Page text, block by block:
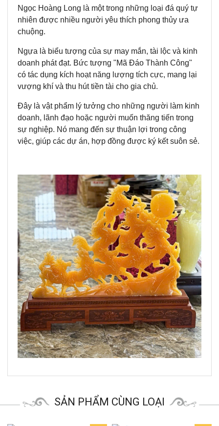
Ngọc Hoàng Long là một trong những loại đá quý tự
nhiên được nhiều người yêu thích phong thủy ưa
chuộng.
Ngựa là biểu tượng của sự may mắn, tài lộc và kinh
doanh phát đạt. Bức tượng "Mã Đáo Thành Công"
có tác dụng kích hoạt năng lượng tích cực, mang lại
vượng khí và thu hút tiền tài cho gia chủ.
Đây là vật phẩm lý tưởng cho những người làm kinh
doanh, lãnh đạo hoặc người muốn thăng tiến trong
sự nghiệp. Nó mang đến sự thuận lợi trong công
việc, giúp các dự án, hợp đồng được ký kết suôn sẻ.
SẢN PHẨM CÙNG LOẠI